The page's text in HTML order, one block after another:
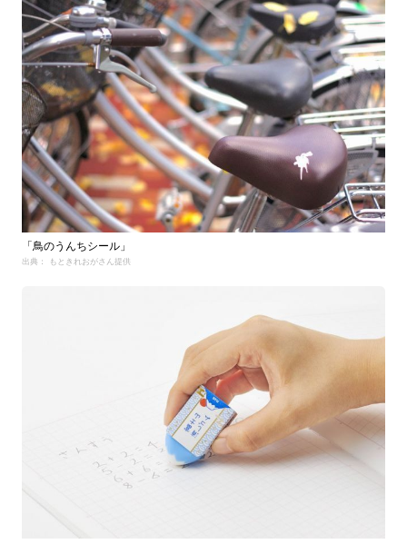
「鳥のうんちシール」
出典： もときれおがさん提供